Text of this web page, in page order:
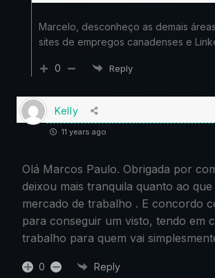
Marcelo, desconheço as demais áreas
sites de empregos canadenses e
0 Reply
Kelly
11 years ago
Olá Marcos Paulo. Obrigada por
deixou mais tranquila quanto ao
mercado de trabalho . E concordo
para conseguir um visto, tendo em
trabalho para quem vai
0 Reply